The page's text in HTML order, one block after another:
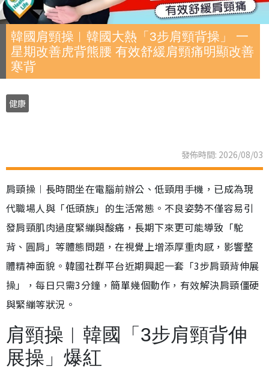
韓國肩頸操︱韓國大熱「3步肩頸背操」 一
星期改善虎背熊腰 有效舒緩肩頸痛明顯改善
寒背
健康
發佈時間: 2026/08/03
肩頸操︱長時間坐在電腦前辦公、低頸用手機，已成為現
代職場人與「低頭族」的生活常態。不良姿勢不僅容易引
發肩頸肌肉過度緊繃與酸痛，長期下來更可能導致「駝
背、圓肩」等體態問題，在視覺上增添厚重肉感，影響整
體精神面貌。韓國社群平台近期興起一套「3步肩頸背伸展
操」，每日只需3分鐘，簡單幾個動作，有效解決肩頸僵硬
與緊繃等狀況。
肩頸操︱韓國「3步肩頸背伸
展操」爆紅